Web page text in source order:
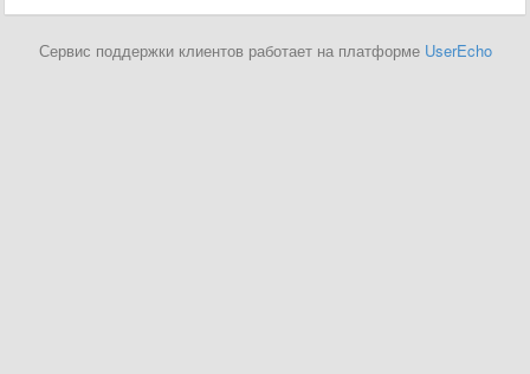
Сервис поддержки клиентов работает на платформе UserEcho